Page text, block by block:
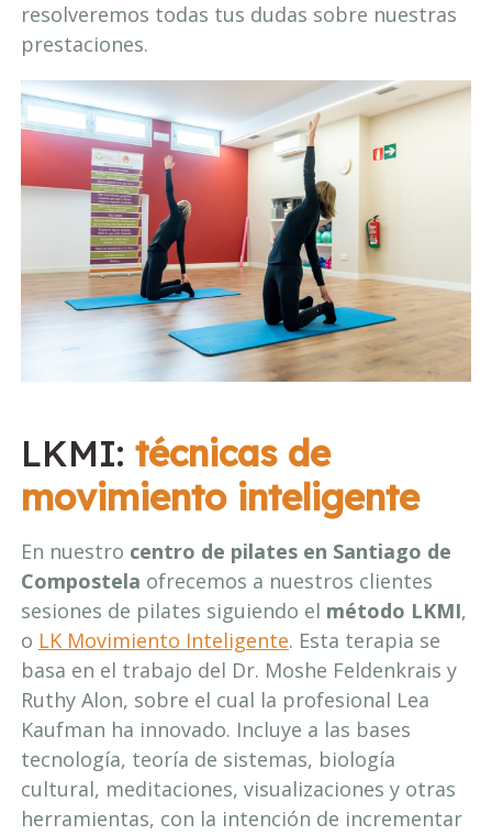
resolveremos todas tus dudas sobre nuestras
prestaciones.
LKMI: técnicas de
movimiento inteligente
En nuestro centro de pilates en Santiago de
Compostela ofrecemos a nuestros clientes
sesiones de pilates siguiendo el método LKMI,
o LK Movimiento Inteligente. Esta terapia se
basa en el trabajo del Dr. Moshe Feldenkrais y
Ruthy Alon, sobre el cual la profesional Lea
Kaufman ha innovado. Incluye a las bases
tecnología, teoría de sistemas, biología
cultural, meditaciones, visualizaciones y otras
herramientas, con la intención de incrementar